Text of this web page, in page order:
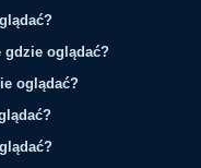
gdzie oglądać?
oglądać?